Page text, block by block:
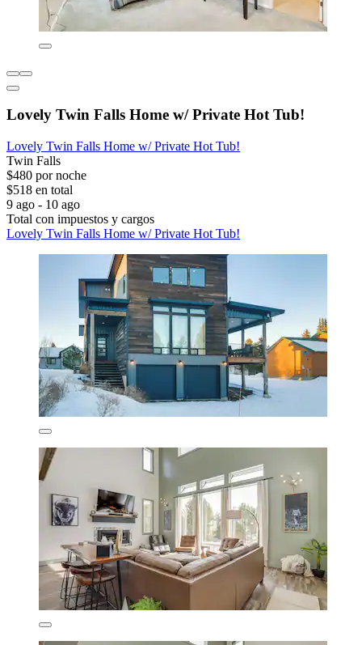
Lovely Twin Falls Home w/ Private Hot Tub!
Lovely Twin Falls Home w/ Private Hot Tub!
Twin Falls
$480 por noche
$518 en total
9 ago - 10 ago
Total con impuestos y cargos
Lovely Twin Falls Home w/ Private Hot Tub!